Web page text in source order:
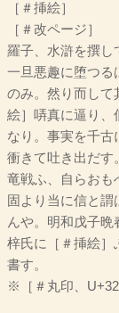
［＃挿絵］
［＃改ページ］
羅子、水滸を撰し
一旦悪趣に堕つる
のみ。然り而して
絵］哢真に逼り、
なり。事実を千古
衝きて吐き出だす
竜戦ふ、自らおも
固より当に信と
んや。明和戊子晩
梓氏に［＃挿絵］
書す。
※［＃丸印、